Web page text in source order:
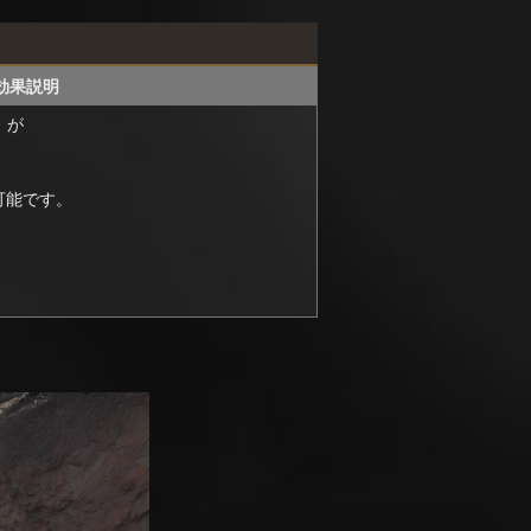
果説明
が
です。